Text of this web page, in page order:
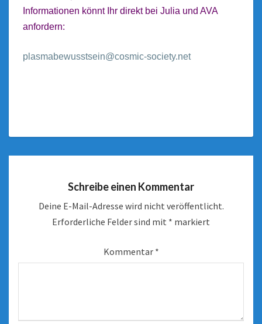
Informationen könnt Ihr direkt bei Julia und AVA
anfordern:
plasmabewusstsein@cosmic-society.net
Schreibe einen Kommentar
Deine E-Mail-Adresse wird nicht veröffentlicht.
Erforderliche Felder sind mit * markiert
Kommentar *